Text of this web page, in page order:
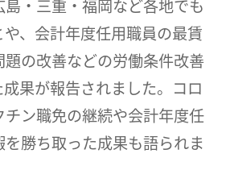
・三重・福岡など各地でも
、会計年度任用職員の最賃
の改善などの労働条件改善
果が報告されました。コロ
ン職免の継続や会計年度任
勝ち取った成果も語られま